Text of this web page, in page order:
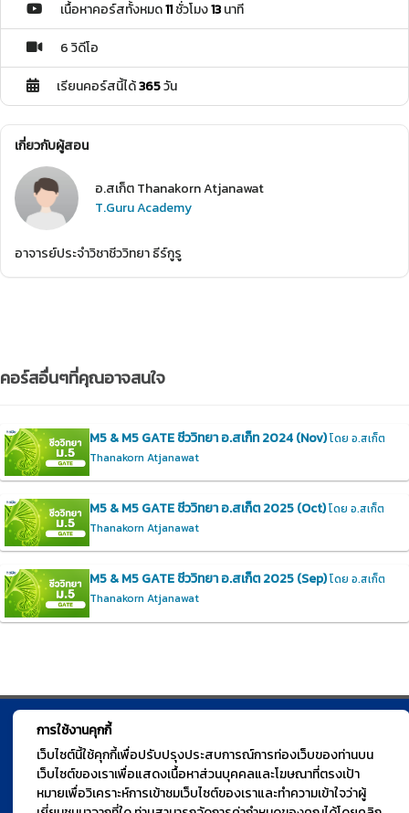
เนื้อหาคอร์สทั้งหมด11ชั่วโมง13นาที
6 วิดีโอ
เรียนคอร์สนี้ได้365วัน
เกี่ยวกับผู้สอน
อ.สเก็ต Thanakorn Atjanawat
T.Guru Academy
อาจารย์ประจำวิชาชีววิทยา ธีร์กูรู
คอร์สอื่นๆที่คุณอาจสนใจ
M5 & M5 GATE ชีววิทยา อ.สเก็ท 2024 (Nov)โดย อ.สเก็ต
Thanakorn Atjanawat
M5 & M5 GATE ชีววิทยา อ.สเก็ต 2025 (Oct)โดย อ.สเก็ต
Thanakorn Atjanawat
M5 & M5 GATE ชีววิทยา อ.สเก็ต 2025 (Sep)โดย อ.สเก็ต
Thanakorn Atjanawat
การใช้งานคุกกี้
เว็บไซต์นี้ใช้คุกกี้เพื่อปรับปรุงประสบการณ์การท่องเว็บของท่านบน
เว็บไซต์ของเราเพื่อแสดงเนื้อหาส่วนบุคคลและโฆษณาที่ตรงเป้า
หมายเพื่อวิเคราะห์การเข้าชมเว็บไซต์ของเราและทำความเข้าใจว่าผู้
© TGURU.online 2026 All right reserved. v1.0 Powered by Course
Square